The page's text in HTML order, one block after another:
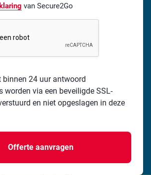
van Secure2Go
binnen 24 uur antwoord
worden via een beveiligde SSL-
en niet opgeslagen in deze